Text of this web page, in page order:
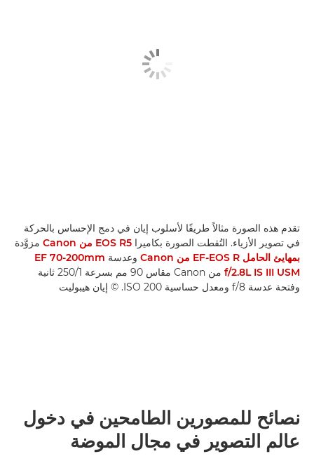
تقدم هذه الصورة مثالاً طريفًا لأسلوب إيان في دمج الإحساس بالحركة
في تصوير الأزياء. التُقطت الصورة بكاميرا EOS R5 من Canon
مزوَّدة
بمهايئ الحامل EF-EOS R من Canon
وعدسة EF 70-200mm
f/2.8L IS III USM
من Canon مقاس 90 مم بسرعة 1‏/250 ثانية
وفتحة عدسة f/8 ومعدل حساسية ISO 200. © إيان هيبوليت
نصائح للمصورين الطامحين في دخول
عالم التصوير في مجال الموضة